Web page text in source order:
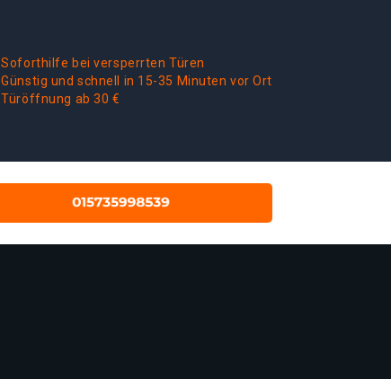
Soforthilfe bei versperrten Türen
Günstig und schnell in 15-35 Minuten vor Ort
Türöffnung ab 30 €